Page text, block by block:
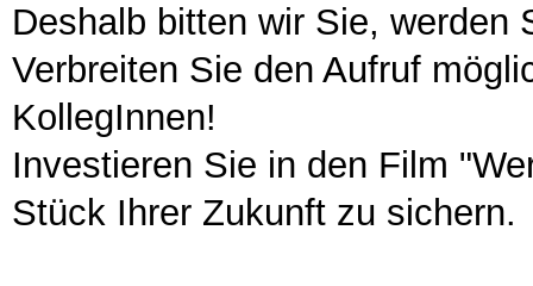
Deshalb bitten wir Sie, werden
Verbreiten Sie den Aufruf
KollegInnen!
Investieren Sie in den Film
Stück Ihrer Zukunft zu sichern.